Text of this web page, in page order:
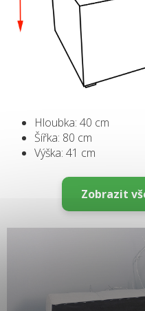
Hloubka: 40 cm
Šířka: 80 cm
Výška: 41 cm
Zobrazit